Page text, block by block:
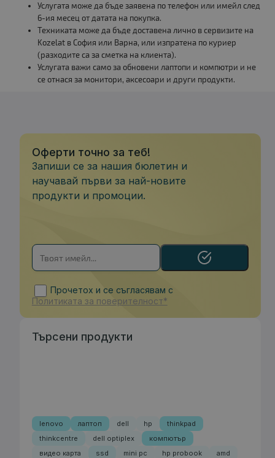
Услугата може да бъде заявена по телефон или имейл след
6-ия месец от датата на покупка.
Техниката може да бъде доставена лично в сервизите на
Kozelat в София или Варна, или изпратена по куриер
(разходите са за сметка на клиента).
Услугата важи само за обновени лаптопи и компютри и не
се отнася за монитори, аксесоари и други продукти.
Оферти точно за теб!
Запиши се за нашия бюлетин и
научавай първи за най-новите
продукти и промоции.
Прочетох и се съгласявам с
Политиката за поверителност*
Търсени продукти
lenovo лаптоп dell hp
thinkpad
thinkcentre
dell optiplex
компютър
видео карта
ssd mini pc hp probook
amd